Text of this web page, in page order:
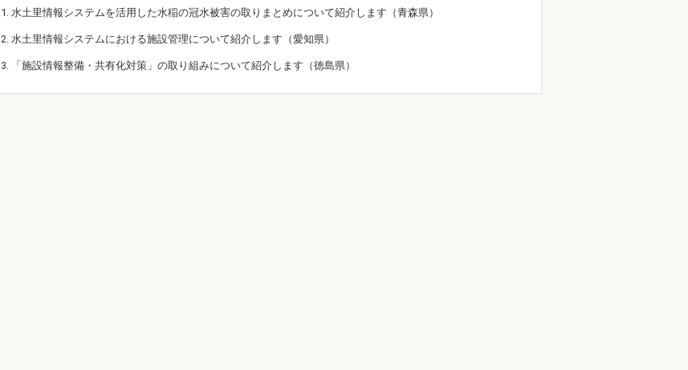
1. 水土里情報システムを活用した水稲の冠水被害の取りまとめについて紹介します（青森県）
2. 水土里情報システムにおける施設管理について紹介します（愛知県）
3. 「施設情報整備・共有化対策」の取り組みについて紹介します（徳島県）